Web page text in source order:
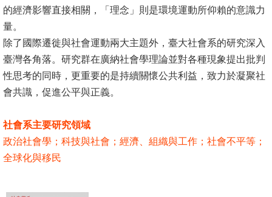
的經濟影響直接相關，「理念」則是環境運動所仰賴的意識力
量。
除了國際遷徙與社會運動兩大主題外，臺大社會系的研究深入
臺灣各角落。研究群在廣納社會學理論並對各種現象提出批判
性思考的同時，更重要的是持續關懷公共利益，致力於凝聚社
會共識，促進公平與正義。
社會系主要研究領域
政治社會學；科技與社會；經濟、組織與工作；社會不平等；
全球化與移民